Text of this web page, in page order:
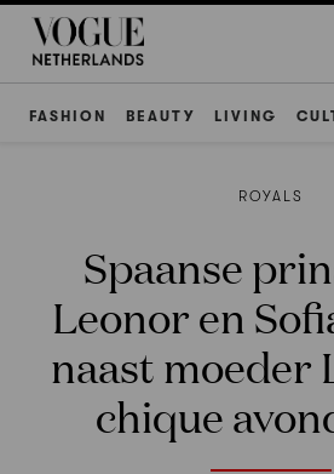
FASHION BEAUTY LIVING
ROYALS
Spaanse
Leonor en
naast moeder
chique